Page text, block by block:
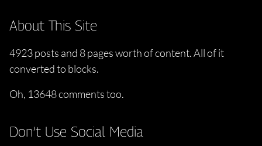
About This Site
4923 posts and 8 pages worth of content. All of it
converted to blocks.
Oh, 13648 comments too.
Don’t Use Social Media